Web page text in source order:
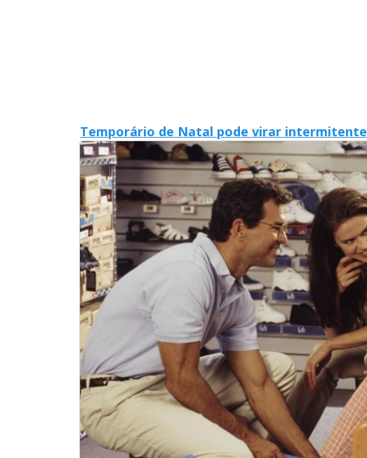
Temporário de Natal pode virar intermitente